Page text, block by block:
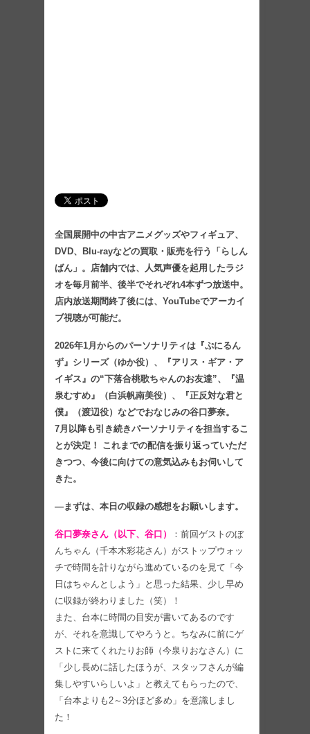
全国展開中の中古アニメグッズやフィギュア、
DVD、Blu-rayなどの買取・販売を行う「らしん
ばん」。店舗内では、人気声優を起用したラジ
オを毎月前半、後半でそれぞれ4本ずつ放送中。
店内放送期間終了後には、YouTubeでアーカイ
ブ視聴が可能だ。
2026年1月からのパーソナリティは『ぷにるん
ず』シリーズ（ゆか役）、『アリス・ギア・ア
イギス』の“下落合桃歌ちゃんのお友達”、『温
泉むすめ』（白浜帆南美役）、『正反対な君と
僕』（渡辺役）などでおなじみの谷口夢奈。
7月以降も引き続きパーソナリティを担当するこ
とが決定！ これまでの配信を振り返っていただ
きつつ、今後に向けての意気込みもお伺いして
きた。
―まずは、本日の収録の感想をお願いします。
谷口夢奈さん（以下、谷口）
：前回ゲストのぼ
んちゃん（千本木彩花さん）がストップウォッ
チで時間を計りながら進めているのを見て「今
日はちゃんとしよう」と思った結果、少し早め
に収録が終わりました（笑）！
また、台本に時間の目安が書いてあるのです
が、それを意識してやろうと。ちなみに前にゲ
ストに来てくれたりお師（今泉りおなさん）に
「少し長めに話したほうが、スタッフさんが編
集しやすいらしいよ」と教えてもらったので、
「台本よりも2～3分ほど多め」を意識しまし
た！